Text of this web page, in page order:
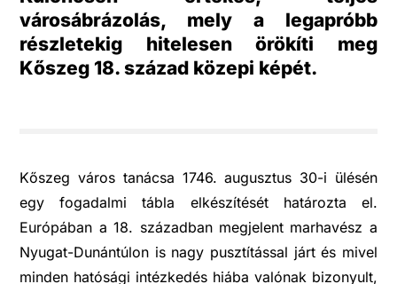
városábrázolás, mely a legapróbb
részletekig hitelesen örökíti meg
Kőszeg 18. század közepi képét.
Kőszeg város tanácsa 1746. augusztus 30-i ülésén
egy fogadalmi tábla elkészítését határozta el.
Európában a 18. században megjelent marhavész a
Nyugat-Dunántúlon is nagy pusztítással járt és mivel
minden hatósági intézkedés hiába valónak bizonyult,